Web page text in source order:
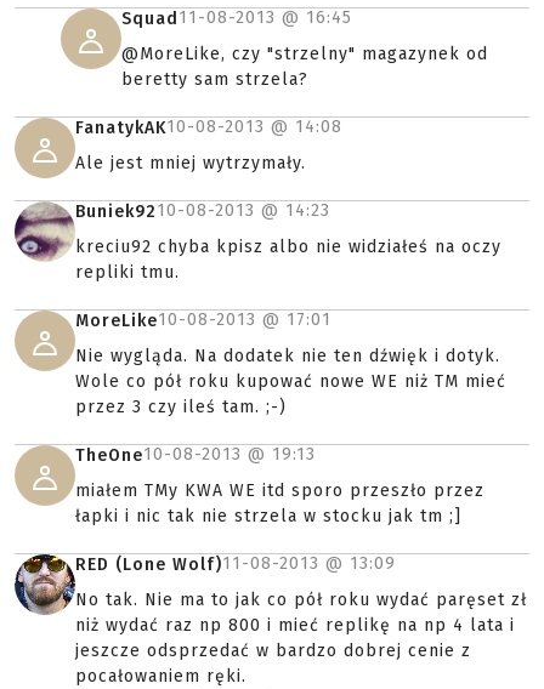
Squad 11-08-2013 @ 16:45
@MoreLike, czy "strzelny" magazynek od
beretty sam strzela?
FanatykAK10-08-2013 @ 14:08
Ale jest mniej wytrzymały.
Buniek9210-08-2013 @ 14:23
kreciu92 chyba kpisz albo nie widziałeś na oczy
repliki tmu.
MoreLike10-08-2013 @ 17:01
Nie wygląda. Na dodatek nie ten dźwięk i dotyk.
Wole co pół roku kupować nowe WE niż TM mieć
przez 3 czy ileś tam. ;-)
TheOne10-08-2013 @ 19:13
miałem TMy KWA WE itd sporo przeszło przez
łapki i nic tak nie strzela w stocku jak tm ;]
RED (Lone Wolf)11-08-2013 @ 13:09
No tak. Nie ma to jak co pół roku wydać paręset zł
niż wydać raz np 800 i mieć replikę na np 4 lata i
jeszcze odsprzedać w bardzo dobrej cenie z
pocałowaniem ręki.